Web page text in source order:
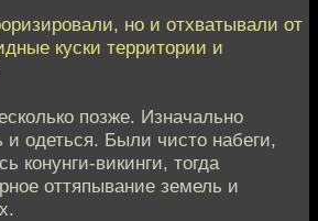
но и отхватывали от
куски территории и
позже. Изначально
и одеться. Были чисто набеги,
конунги-викинги, тогда
оттяпывание земель и